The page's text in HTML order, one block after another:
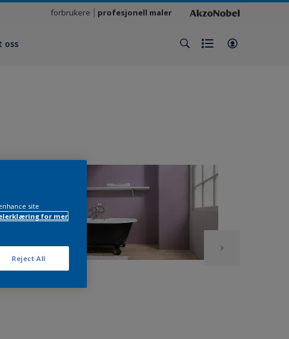
forbrukere profesjonell maler
oss
site
for mer
Reject All